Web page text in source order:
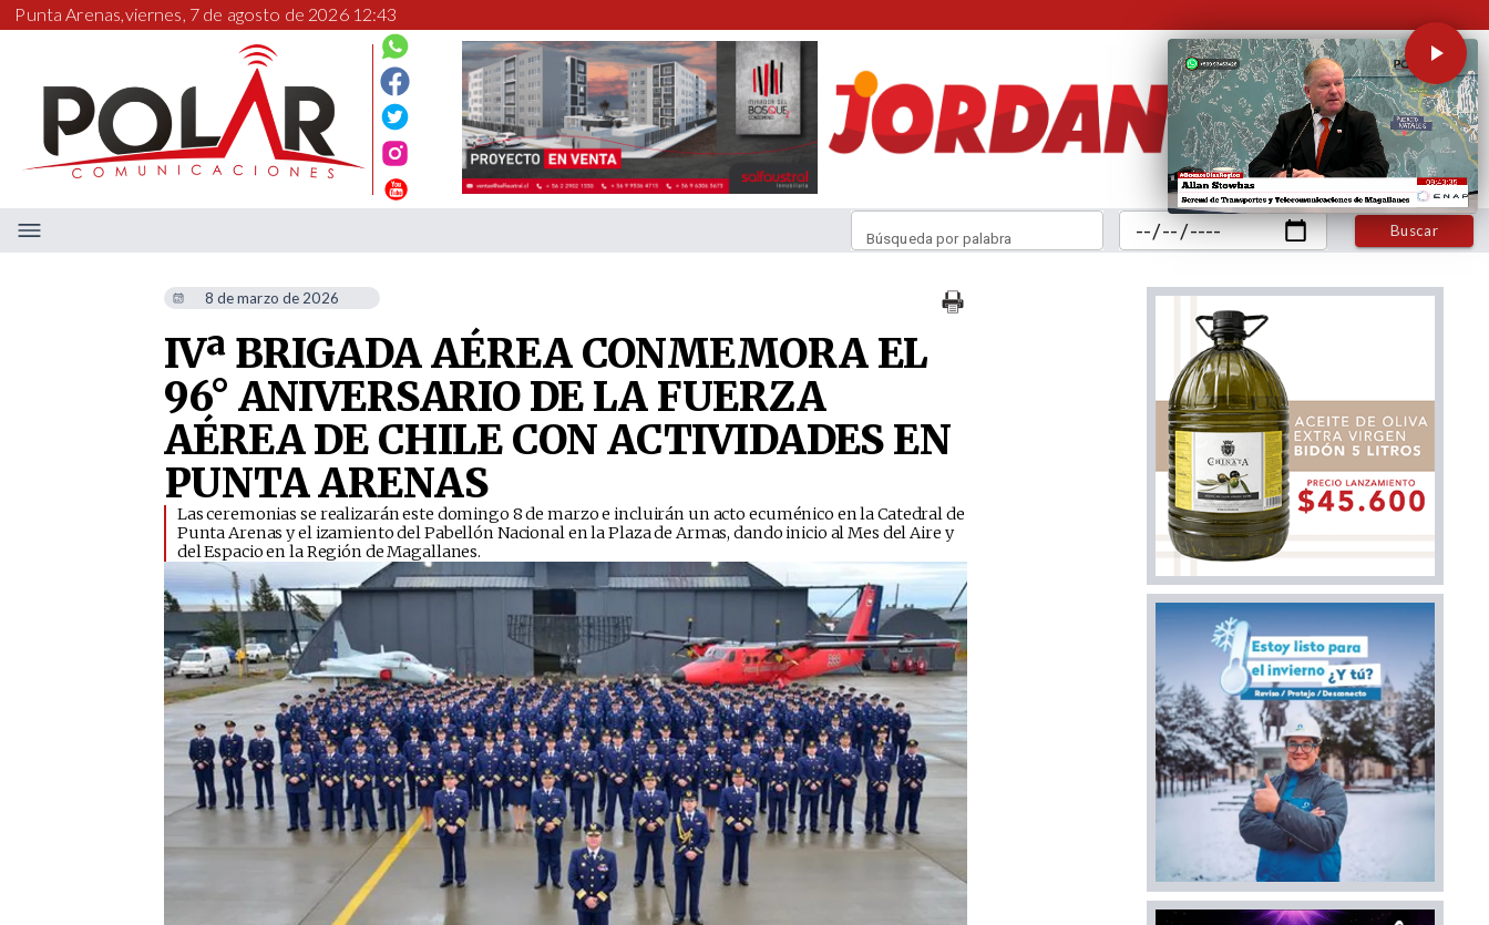
Punta Arenas,viernes, 7 de agosto de 2026 12:43
Buscar
Búsqueda por palabra
8 de marzo de 2026
IVª BRIGADA AÉREA CONMEMORA EL
96° ANIVERSARIO DE LA FUERZA
AÉREA DE CHILE CON ACTIVIDADES EN
PUNTA ARENAS
Las ceremonias se realizarán este domingo 8 de marzo e incluirán un acto ecuménico en la Catedral de
Punta Arenas y el izamiento del Pabellón Nacional en la Plaza de Armas, dando inicio al Mes del Aire y
del Espacio en la Región de Magallanes.